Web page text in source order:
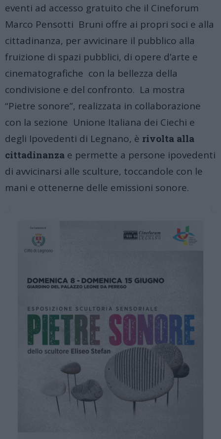
eventi ad accesso gratuito che il Cineforum
Marco Pensotti Bruni offre ai propri soci e alla
cittadinanza, per avvicinare il pubblico alla
fruizione di spazi pubblici, di opere d’arte e
cinematografiche con la bellezza della
condivisione e del confronto. La mostra
“Pietre sonore”, realizzata in collaborazione
con la sezione Unione Italiana dei Ciechi e
degli Ipovedenti di Legnano, è rivolta alla
cittadinanza e permette a persone ipovedenti
di avvicinarsi alle sculture, toccandole con le
mani e ottenerne delle emissioni sonore.